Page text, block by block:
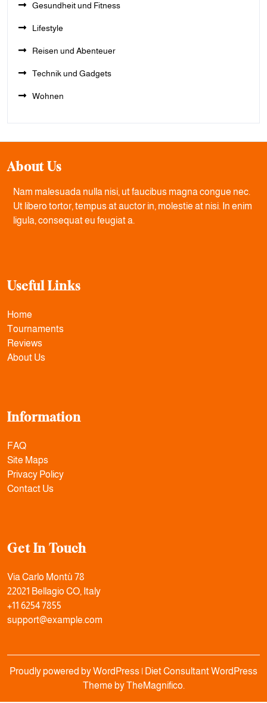
Gesundheit und Fitness
Lifestyle
Reisen und Abenteuer
Technik und Gadgets
Wohnen
About Us
Nam malesuada nulla nisi, ut faucibus magna congue nec.
Ut libero tortor, tempus at auctor in, molestie at nisi. In enim
ligula, consequat eu feugiat a.
Useful Links
Home
Tournaments
Reviews
About Us
Information
FAQ
Site Maps
Privacy Policy
Contact Us
Get In Touch
Via Carlo Montù 78
22021 Bellagio CO, Italy
+11 6254 7855
support@example.com
Proudly powered by WordPress | Diet Consultant WordPress
Theme by TheMagnifico.